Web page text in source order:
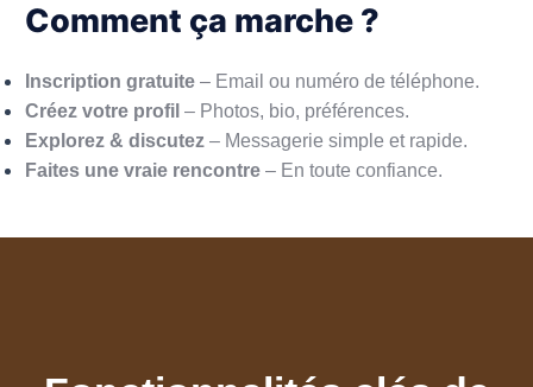
Comment ça marche ?
Inscription gratuite – Email ou numéro de téléphone.
Créez votre profil – Photos, bio, préférences.
Explorez & discutez – Messagerie simple et rapide.
Faites une vraie rencontre – En toute confiance.